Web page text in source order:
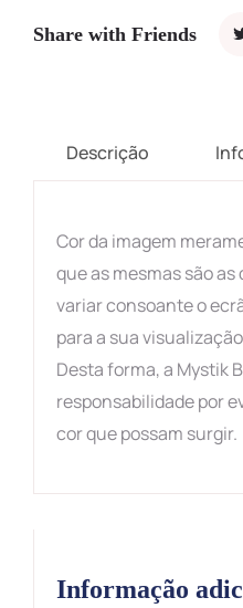
Share with Friends
Descrição
Cor da imagem
que as mesmas são
variar consoante o
para a sua
Desta forma, a Mystik
responsabilidade por
cor que possam surgir.
Informação